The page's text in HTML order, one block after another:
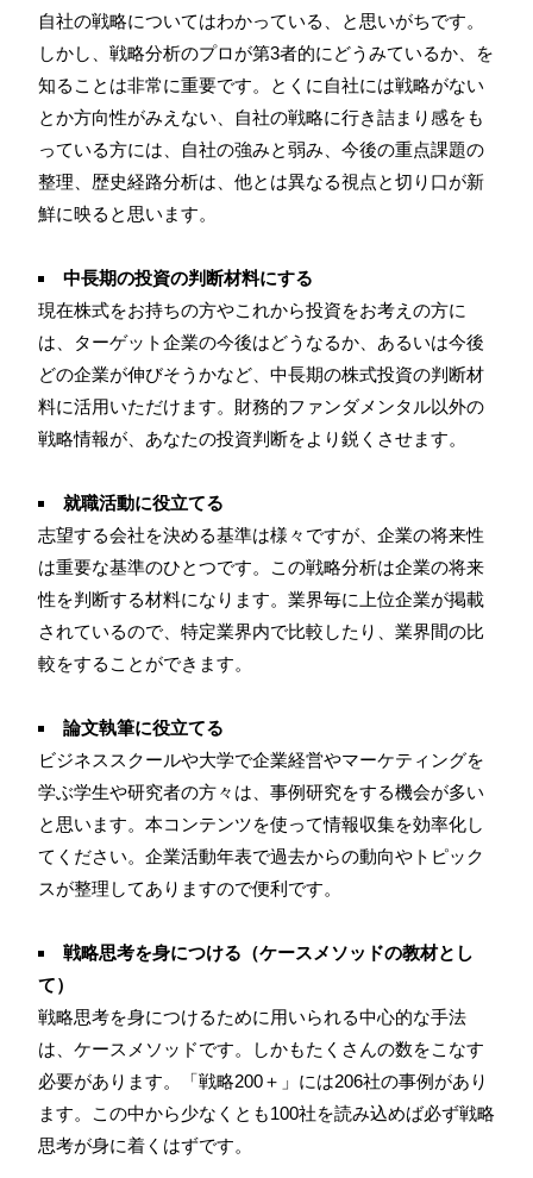
自社の戦略についてはわかっている、と思いがちです。
しかし、戦略分析のプロが第3者的にどうみているか、を
知ることは非常に重要です。とくに自社には戦略がない
とか方向性がみえない、自社の戦略に行き詰まり感をも
っている方には、自社の強みと弱み、今後の重点課題の
整理、歴史経路分析は、他とは異なる視点と切り口が新
鮮に映ると思います。
中長期の投資の判断材料にする
現在株式をお持ちの方やこれから投資をお考えの方に
は、ターゲット企業の今後はどうなるか、あるいは今後
どの企業が伸びそうかなど、中長期の株式投資の判断材
料に活用いただけます。財務的ファンダメンタル以外の
戦略情報が、あなたの投資判断をより鋭くさせます。
就職活動に役立てる
志望する会社を決める基準は様々ですが、企業の将来性
は重要な基準のひとつです。この戦略分析は企業の将来
性を判断する材料になります。業界毎に上位企業が掲載
されているので、特定業界内で比較したり、業界間の比
較をすることができます。
論文執筆に役立てる
ビジネススクールや大学で企業経営やマーケティングを
学ぶ学生や研究者の方々は、事例研究をする機会が多い
と思います。本コンテンツを使って情報収集を効率化し
てください。企業活動年表で過去からの動向やトピック
スが整理してありますので便利です。
戦略思考を身につける（ケースメソッドの教材とし
て）
戦略思考を身につけるために用いられる中心的な手法
は、ケースメソッドです。しかもたくさんの数をこなす
必要があります。「戦略200＋」には206社の事例があり
ます。この中から少なくとも100社を読み込めば必ず戦略
思考が身に着くはずです。